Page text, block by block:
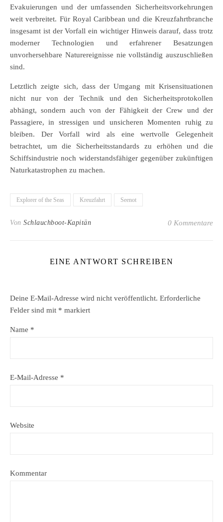
Evakuierungen und der umfassenden Sicherheitsvorkehrungen
weit verbreitet. Für Royal Caribbean und die Kreuzfahrtbranche
insgesamt ist der Vorfall ein wichtiger Hinweis darauf, dass trotz
moderner Technologien und erfahrener Besatzungen
unvorhersehbare Naturereignisse nie vollständig auszuschließen
sind.
Letztlich zeigte sich, dass der Umgang mit Krisensituationen
nicht nur von der Technik und den Sicherheitsprotokollen
abhängt, sondern auch von der Fähigkeit der Crew und der
Passagiere, in stressigen und unsicheren Momenten ruhig zu
bleiben. Der Vorfall wird als eine wertvolle Gelegenheit
betrachtet, um die Sicherheitsstandards zu erhöhen und die
Schiffsindustrie noch widerstandsfähiger gegenüber zukünftigen
Naturkatastrophen zu machen.
Explorer of the Seas Kreuzfahrt Seenot
Von Schlauchboot-Kapitän 0 Kommentare
EINE ANTWORT SCHREIBEN
Deine E-Mail-Adresse wird nicht veröffentlicht. Erforderliche
Felder sind mit * markiert
Name *
E-Mail-Adresse *
Website
Kommentar